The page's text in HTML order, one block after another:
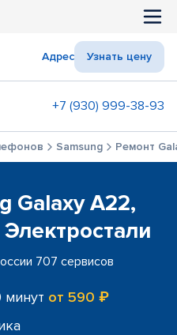
Адрес Узнать цену
+7 (930) 999-38-93
Samsung Ремонт
Galaxy A22,
707 сервисов
минут от 590 ₽